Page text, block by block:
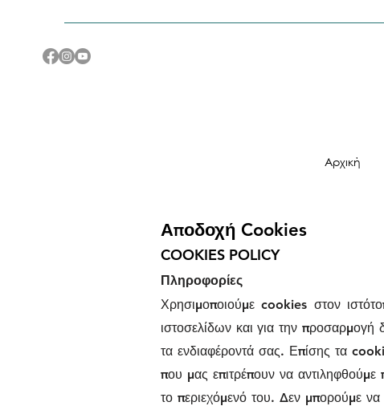
Αρχική
Αποδοχή Cookies
COOKIES POLICY
Πληροφορίες
Χρησιμοποιούμε cookies στον
ιστοσελίδων και για την προσαρμογή
τα ενδιαφέροντά σας. Επίσης τα
που μας επιτρέπουν να
το περιεχόμενό του. Δεν μπορούμε